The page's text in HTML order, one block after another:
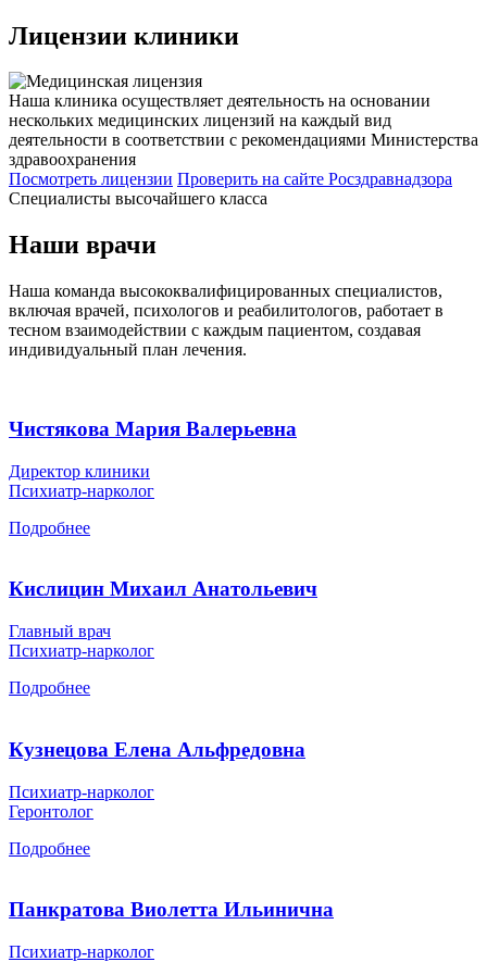
Лицензии клиники
Наша клиника осуществляет деятельность на основании
нескольких медицинских лицензий на каждый вид
деятельности в соответствии с рекомендациями Министерства
здравоохранения
Посмотреть лицензии Проверить на сайте Росздравнадзора
Специалисты высочайшего класса
Наши врачи
Наша команда высококвалифицированных специалистов,
включая врачей, психологов и реабилитологов, работает в
тесном взаимодействии с каждым пациентом, создавая
индивидуальный план лечения.
Чистякова Мария Валерьевна
Директор клиники
Психиатр-нарколог
Подробнее
Кислицин Михаил Анатольевич
Главный врач
Психиатр-нарколог
Подробнее
Кузнецова Елена Альфредовна
Психиатр-нарколог
Геронтолог
Подробнее
Панкратова Виолетта Ильинична
Психиатр-нарколог